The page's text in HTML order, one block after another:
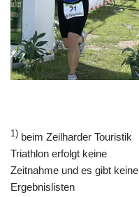
1) beim Zeilharder Touristik
Triathlon erfolgt keine
Zeitnahme und es gibt keine
Ergebnislisten